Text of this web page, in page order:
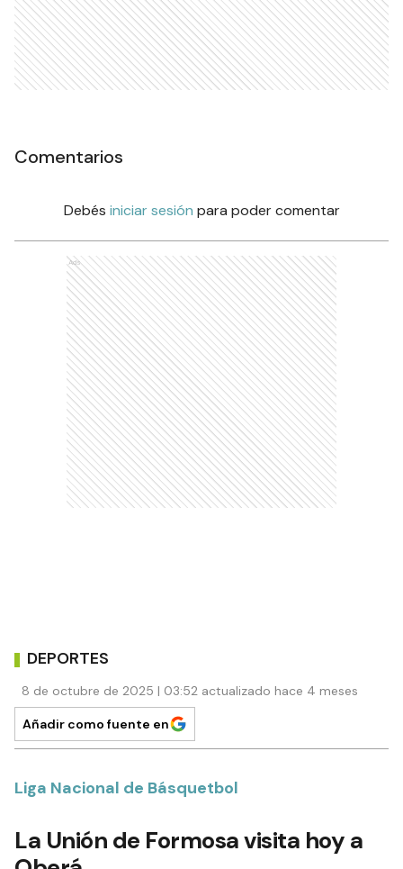
Comentarios
Debés iniciar sesión para poder comentar
Ads
DEPORTES
8 de octubre de 2025 | 03:52 actualizado hace 4 meses
Añadir como fuente en
Liga Nacional de Básquetbol
La Unión de Formosa visita hoy a